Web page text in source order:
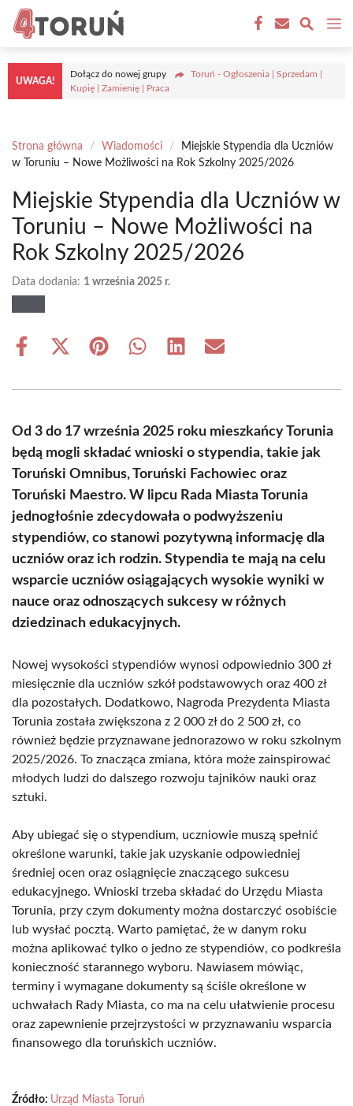
Przejdź
treści
UWAGA!
Dołącz do nowej grupy
Toruń - Ogłoszenia | Sprzedam |
Kupię | Zamienię | Praca
Strona główna / Wiadomości /
Miejskie Stypendia dla Uczniów
w Toruniu – Nowe Możliwości na Rok Szkolny 2025/2026
Miejskie Stypendia dla Uczniów w
Toruniu – Nowe Możliwości na
Rok Szkolny 2025/2026
Data dodania: 1 września 2025 r.
Share
Share
(Twitter)
Share Share Share Share
Od 3 do 17 września 2025 roku mieszkańcy Torunia
będą mogli składać wnioski o stypendia, takie jak
Toruński Omnibus, Toruński Fachowiec oraz
Toruński Maestro. W lipcu Rada Miasta Torunia
jednogłośnie zdecydowała o podwyższeniu
stypendiów, co stanowi pozytywną informację dla
uczniów oraz ich rodzin. Stypendia te mają na celu
wsparcie uczniów osiągających wysokie wyniki w
nauce oraz odnoszących sukcesy w różnych
dziedzinach edukacyjnych.
Nowej wysokości stypendiów wynosi odpowiednio 300 zł
miesięcznie dla uczniów szkół podstawowych oraz 400 zł
dla pozostałych. Dodatkowo, Nagroda Prezydenta Miasta
Torunia została zwiększona z 2 000 zł do 2 500 zł, co
również będzie przyznawane jednorazowo w roku szkolnym
2025/2026. To znacząca zmiana, która może zainspirować
młodych ludzi do dalszego rozwoju tajników nauki oraz
sztuki.
Aby ubiegać się o stypendium, uczniowie muszą spełnić
określone warunki, takie jak uzyskanie odpowiedniej
średniej ocen oraz osiągnięcie znaczącego sukcesu
edukacyjnego. Wnioski trzeba składać do Urzędu Miasta
Torunia, przy czym dokumenty można dostarczyć osobiście
lub wysłać pocztą. Warto pamiętać, że w danym roku
można aplikować tylko o jedno ze stypendiów, co podkreśla
konieczność starannego wyboru. Nawiasem mówiąc,
terminy i wymagane dokumenty są ściśle określone w
uchwałach Rady Miasta, co ma na celu ułatwienie procesu
oraz zapewnienie przejrzystości w przyznawaniu wsparcia
finansowego dla toruńskich uczniów.
Źródło: Urząd Miasta Toruń